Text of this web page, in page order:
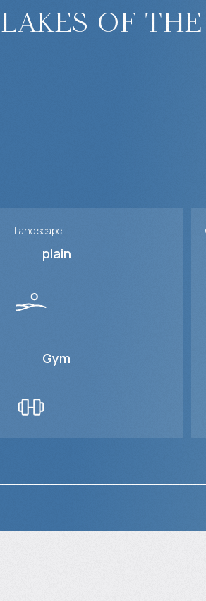
lakes of the
Landscape
plain
Gym